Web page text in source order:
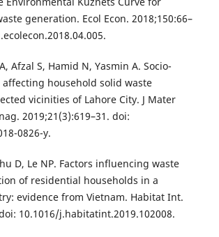
generation. Ecol Econ. 2018;150:66–
Afzal S, Hamid N, Yasmin A. Socio-
household solid waste
vicinities of Lahore City. J Mater
2019;21(3):619–31. doi:
0826-y.
D, Le NP. Factors influencing waste
of residential households in a
evidence from Vietnam. Habitat Int.
10.1016/j.habitatint.2019.102008.